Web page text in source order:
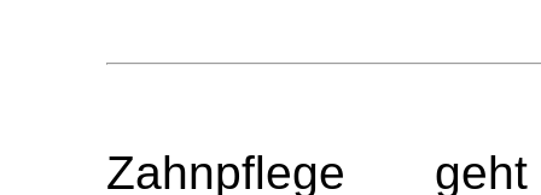
Zahnpflege